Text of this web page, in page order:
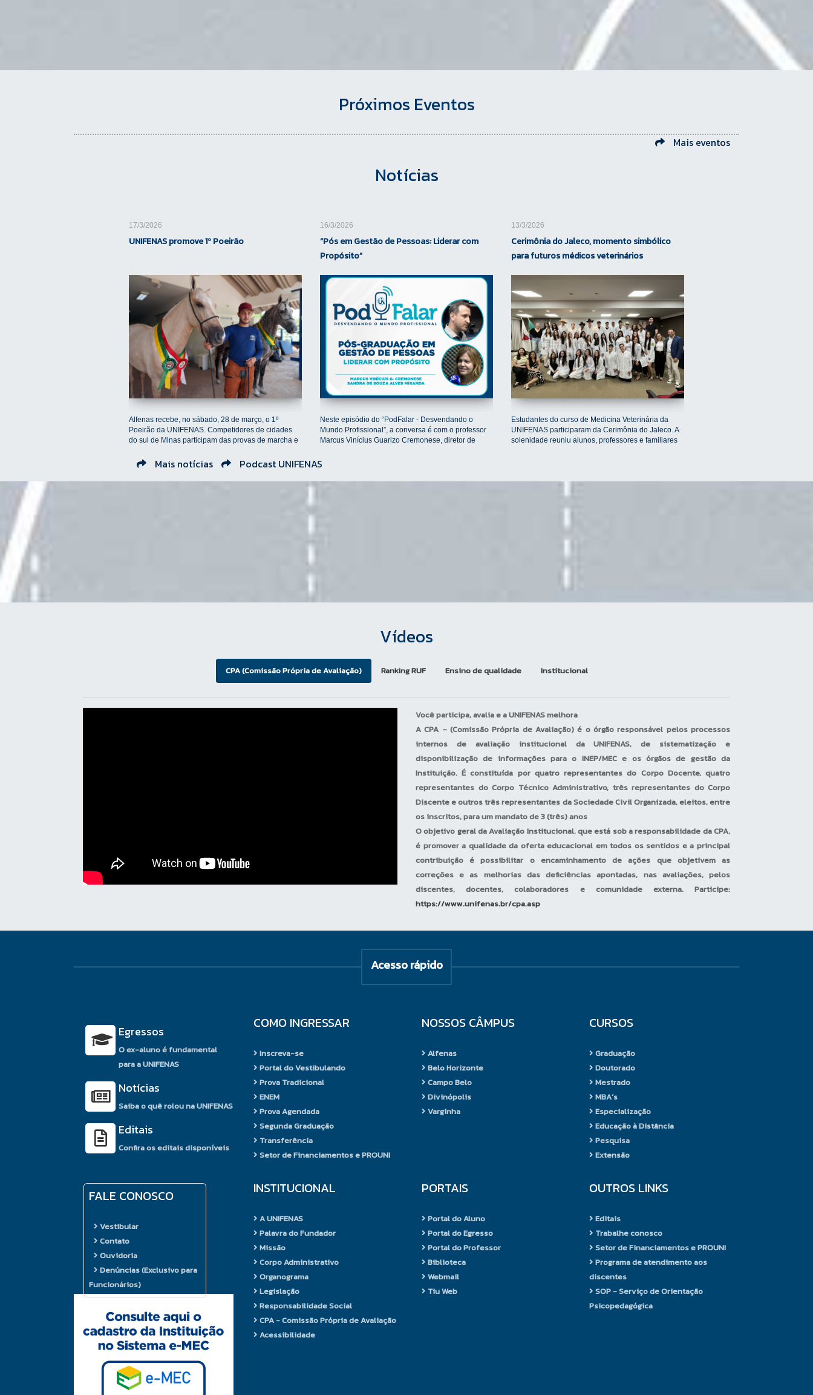
Próximos Eventos
Mais eventos
Notícias
Mais notícias Podcast UNIFENAS
17/3/2026
UNIFENAS promove 1º Poeirão
Alfenas recebe, no sábado, 28 de março, o 1º
Poeirão da UNIFENAS. Competidores de cidades
do sul de Minas participam das provas de marcha e
16/3/2026
“Pós em Gestão de Pessoas: Liderar com
Propósito”
Neste episódio do “PodFalar - Desvendando o
Mundo Profissional”, a conversa é com o professor
Marcus Vinícius Guarizo Cremonese, diretor de
13/3/2026
Cerimônia do Jaleco, momento simbólico
para futuros médicos veterinários
Estudantes do curso de Medicina Veterinária da
UNIFENAS participaram da Cerimônia do Jaleco. A
solenidade reuniu alunos, professores e familiares
Vídeos
CPA (Comissão Própria de Avaliação) Ranking RUF Ensino de qualidade Institucional
Você participa, avalia e a UNIFENAS melhora
A CPA – (Comissão Própria de Avaliação) é o órgão responsável pelos processos
internos de avaliação institucional da UNIFENAS, de sistematização e
disponibilização de informações para o INEP/MEC e os órgãos de gestão da
Instituição. É constituída por quatro representantes do Corpo Docente, quatro
representantes do Corpo Técnico Administrativo, três representantes do Corpo
Discente e outros três representantes da Sociedade Civil Organizada, eleitos, entre
os inscritos, para um mandato de 3 (três) anos
O objetivo geral da Avaliação Institucional, que está sob a responsabilidade da CPA,
é promover a qualidade da oferta educacional em todos os sentidos e a principal
contribuição é possibilitar o encaminhamento de ações que objetivem as
correções e as melhorias das deficiências apontadas, nas avaliações, pelos
discentes, docentes, colaboradores e comunidade externa. Participe:
https://www.unifenas.br/cpa.asp
Acesso rápido
Egressos
O ex-aluno é fundamental
para a UNIFENAS
Notícias
Saiba o quê rolou na UNIFENAS
Editais
Confira os editais disponíveis
COMO INGRESSAR
Inscreva-se
Portal do Vestibulando
Prova Tradicional
ENEM
Prova Agendada
Segunda Graduação
Transferência
Setor de Financiamentos e PROUNI
NOSSOS CÂMPUS
Alfenas
Belo Horizonte
Campo Belo
Divinópolis
Varginha
CURSOS
Graduação
Doutorado
Mestrado
MBA´s
Especialização
Educação à Distância
Pesquisa
Extensão
FALE CONOSCO
Vestibular
Contato
Ouvidoria
Denúncias (Exclusivo para
Funcionários)
INSTITUCIONAL
A UNIFENAS
Palavra do Fundador
Missão
Corpo Administrativo
Organograma
Legislação
Responsabilidade Social
CPA - Comissão Própria de Avaliação
Acessibilidade
PORTAIS
Portal do Aluno
Portal do Egresso
Portal do Professor
Biblioteca
Webmail
Tiu Web
OUTROS LINKS
Editais
Trabalhe conosco
Setor de Financiamentos e PROUNI
Programa de atendimento aos
discentes
SOP - Serviço de Orientação
Psicopedagógica